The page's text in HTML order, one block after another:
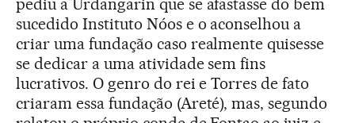
sucedido Instituto Nóos e o aconselhou a
criar uma fundação caso realmente quisesse
se dedicar a uma atividade sem fins
lucrativos. O genro do rei e Torres de fato
criaram essa fundação (Areté), mas, segundo